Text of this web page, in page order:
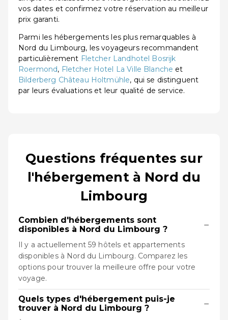
vos dates et confirmez votre réservation au meilleur
prix garanti.
Parmi les hébergements les plus remarquables à
Nord du Limbourg, les voyageurs recommandent
particulièrement Fletcher Landhotel Bosrijk
Roermond, Fletcher Hotel La Ville Blanche et
Bilderberg Château Holtmühle, qui se distinguent
par leurs évaluations et leur qualité de service.
Questions fréquentes sur
l'hébergement à Nord du
Limbourg
Combien d'hébergements sont
disponibles à Nord du Limbourg ?
−
Il y a actuellement 59 hôtels et appartements
disponibles à Nord du Limbourg. Comparez les
options pour trouver la meilleure offre pour votre
voyage.
Quels types d'hébergement puis-je
trouver à Nord du Limbourg ?
−